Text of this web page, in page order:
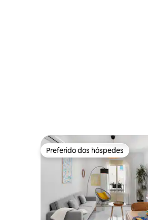
Preferido dos hóspedes
Preferido dos hóspedes